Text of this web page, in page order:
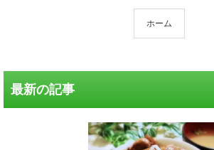
ホーム
最新の記事